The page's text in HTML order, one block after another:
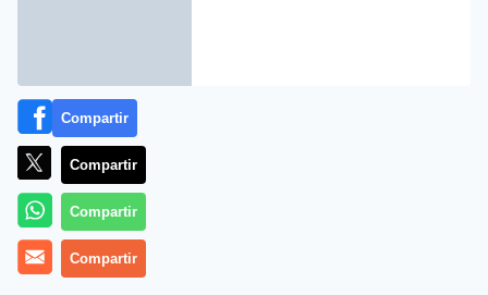
Más información
Compartir
Compartir
Compartir
Compartir